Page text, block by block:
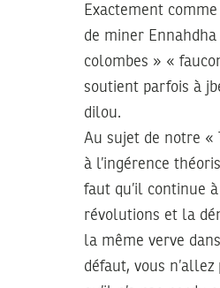
Exactement
de miner
colombes » «
soutient parfois à
dilou.
Au sujet de notre «
à l’ingérence
faut qu’il continue
révolutions et la
la même verve
défaut, vous